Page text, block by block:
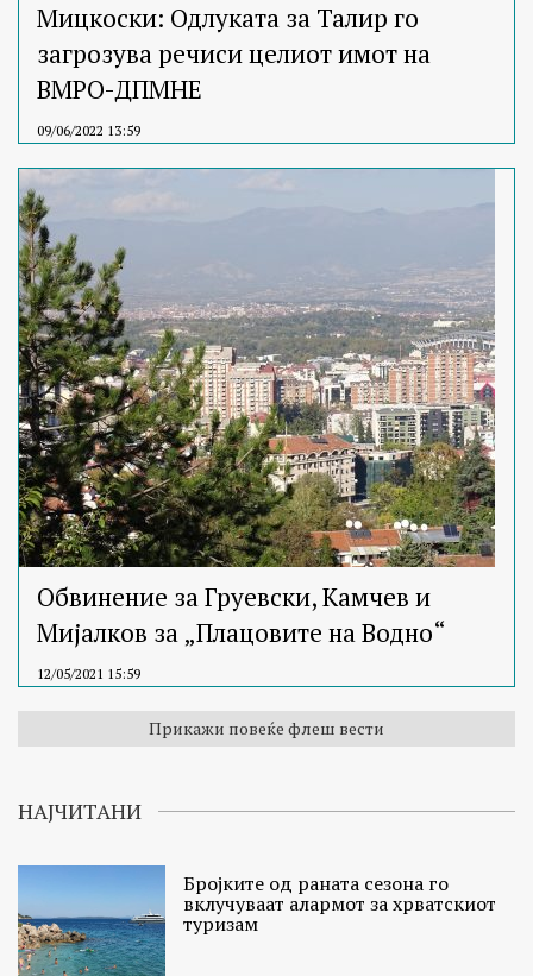
Мицкоски: Одлуката за Талир го
загрозува речиси целиот имот на
ВМРО-ДПМНЕ
09/06/2022 13:59
Обвинение за Груевски, Камчев и
Мијалков за „Плацовите на Водно“
12/05/2021 15:59
Прикажи повеќе флеш вести
НАЈЧИТАНИ
Бројките од раната сезона го
вклучуваат алармот за хрватскиот
туризам